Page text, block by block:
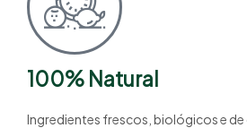
100% Natural
Ingredientes frescos, biológicos e de